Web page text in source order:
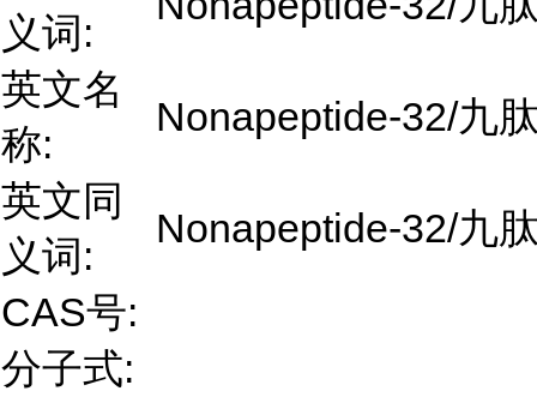
义词:
英文名
称:
Nonapeptide-32/九
英文同
义词:
Nonapeptide-32/九
CAS号:
分子式: